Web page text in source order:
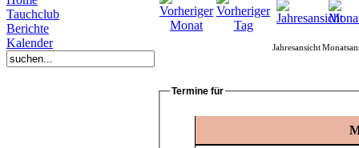
Tauchclub
Berichte
Kalender
Jahresansicht
Termine für